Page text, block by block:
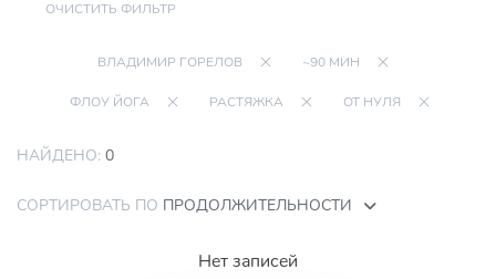
ОЧИСТИТЬ ФИЛЬТР
ВЛАДИМИР ГОРЕЛОВ ~90 МИН
ФЛОУ ЙОГА РАСТЯЖКА ОТ НУЛЯ
НАЙДЕНО: 0
СОРТИРОВАТЬ ПО ПРОДОЛЖИТЕЛЬНОСТИ
Нет записей